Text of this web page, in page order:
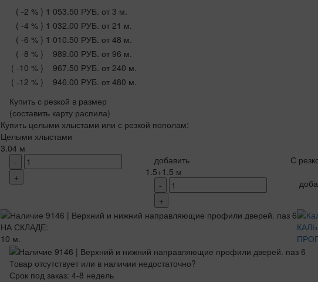
( -2 % ) 1 053.50 РУБ. от 3 м.
( -4 % ) 1 032.00 РУБ. от 21 м.
( -6 % ) 1 010.50 РУБ. от 48 м.
( -8 % )
989.00 РУБ. от 96 м.
( -10 % )
967.50 РУБ. от 240 м.
( -12 % )
946.00 РУБ. от 480 м.
Купить с резкой в размер
(составить карту распила)
Купить целыми хлыстами или с резкой пополам:
Целыми хлыстами
3.04 м
-
+
добавить
С
1.5+1.5 м
-
+
НА СКЛАДЕ:
10 м.
Товар отсутствует или в наличии недостаточно?
Срок под заказ: 4-8 недель